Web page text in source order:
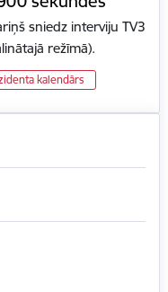
sniedz interviju TV3
režīmā).
kalendārs